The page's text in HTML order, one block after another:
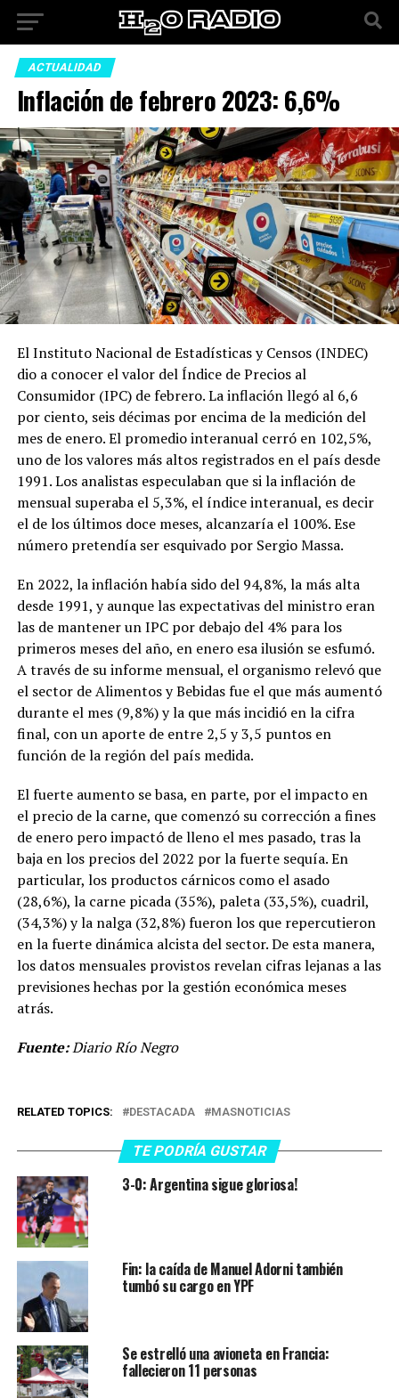
ACTUALIDAD
Inflación de febrero 2023: 6,6%
El Instituto Nacional de Estadísticas y Censos (INDEC)
dio a conocer el valor del Índice de Precios al
Consumidor (IPC) de febrero. La inflación llegó al 6,6
por ciento, seis décimas por encima de la medición del
mes de enero. El promedio interanual cerró en 102,5%,
uno de los valores más altos registrados en el país desde
1991. Los analistas especulaban que si la inflación de
mensual superaba el 5,3%, el índice interanual, es decir
el de los últimos doce meses, alcanzaría el 100%. Ese
número pretendía ser esquivado por Sergio Massa.
En 2022, la inflación había sido del 94,8%, la más alta
desde 1991, y aunque las expectativas del ministro eran
las de mantener un IPC por debajo del 4% para los
primeros meses del año, en enero esa ilusión se esfumó.
A través de su informe mensual, el organismo relevó que
el sector de Alimentos y Bebidas fue el que más aumentó
durante el mes (9,8%) y la que más incidió en la cifra
final, con un aporte de entre 2,5 y 3,5 puntos en
función de la región del país medida.
El fuerte aumento se basa, en parte, por el impacto en
el precio de la carne, que comenzó su corrección a fines
de enero pero impactó de lleno el mes pasado, tras la
baja en los precios del 2022 por la fuerte sequía. En
particular, los productos cárnicos como el asado
(28,6%), la carne picada (35%), paleta (33,5%), cuadril,
(34,3%) y la nalga (32,8%) fueron los que repercutieron
en la fuerte dinámica alcista del sector. De esta manera,
los datos mensuales provistos revelan cifras lejanas a las
previsiones hechas por la gestión económica meses
atrás.
Fuente:Diario Río Negro
RELATED TOPICS: DESTACADA MASNOTICIAS
TE PODRÍA GUSTAR
3-0: Argentina sigue gloriosa!
Fin: la caída de Manuel Adorni también
tumbó su cargo en YPF
Se estrelló una avioneta en Francia:
fallecieron 11 personas